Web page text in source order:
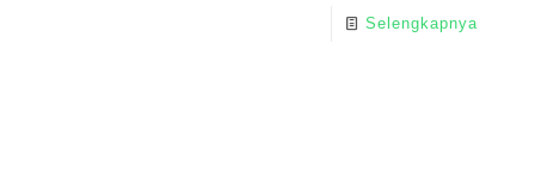
Selengkapnya